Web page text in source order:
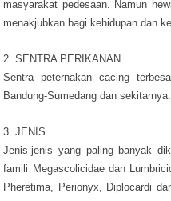
masyarakat pedesaan. Namun
menakjubkan bagi kehidupan dan
2. SENTRA PERIKANAN
Sentra peternakan cacing
Bandung-Sumedang dan sekitarnya.
3. JENIS
Jenis-jenis yang paling banyak
famili Megascolicidae dan
Pheretima, Perionyx, Diplocardi